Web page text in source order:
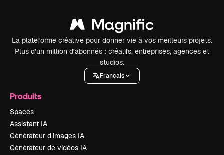
La plateforme créative pour donner vie à vos meilleurs projets.
Plus d’un million d’abonnés : créatifs, entreprises, agences et
studios.
Français
Produits
Spaces
Assistant IA
Générateur d’images IA
Générateur de vidéos IA